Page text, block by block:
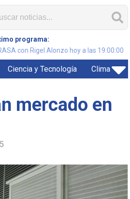
programa:
con Rigel Alonzo hoy a las 19:00:00
Ciencia y Tecnología Clima
mercado en